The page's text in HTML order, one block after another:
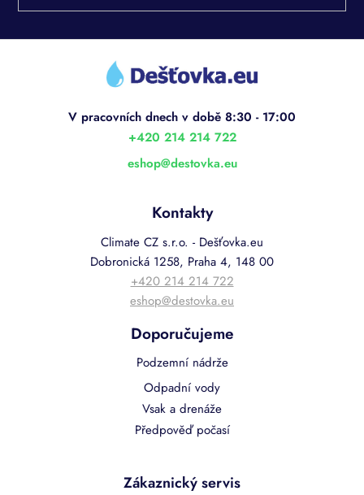
Z
eshop@destovka.eu
+420 214 214 722
Kontakty
Climate CZ s.r.o. - Dešťovka.eu
Dobronická 1258, Praha 4, 148 00
+420 214 214 722
eshop@destovka.eu
Doporučujeme
Podzemní nádrže
Odpadní vody
Vsak a drenáže
Předpověď počasí
Zákaznický servis